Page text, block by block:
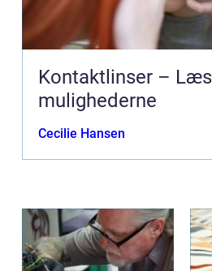
Kontaktlinser –
mulighederne
Cecilie Hansen